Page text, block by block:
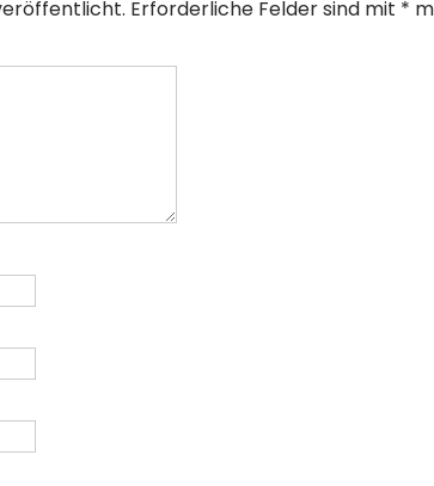
Erforderliche Felder sind mit *